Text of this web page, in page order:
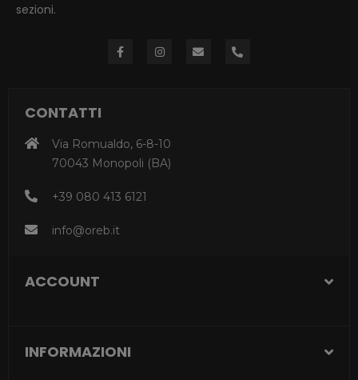
sezioni.
CONTATTI
Via Romualdo, 6-8-10
70043 Monopoli (BA)
+39 080 413 6121
info@oreb.it
ACCOUNT
INFORMAZIONI